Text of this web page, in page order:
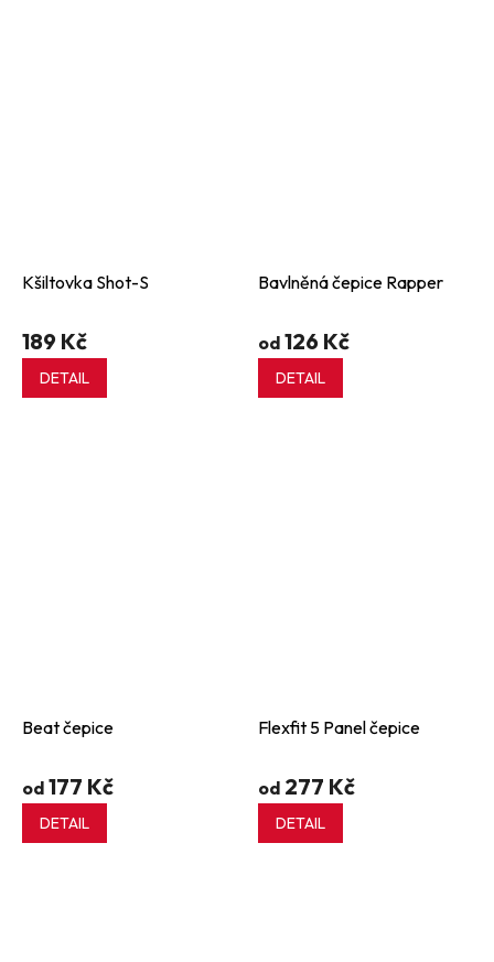
Kšiltovka Shot-S
189 Kč
DETAIL
Bavlněná čepice Rapper
od 126 Kč
DETAIL
Beat čepice
od 177 Kč
DETAIL
Flexfit 5 Panel čepice
od 277 Kč
DETAIL